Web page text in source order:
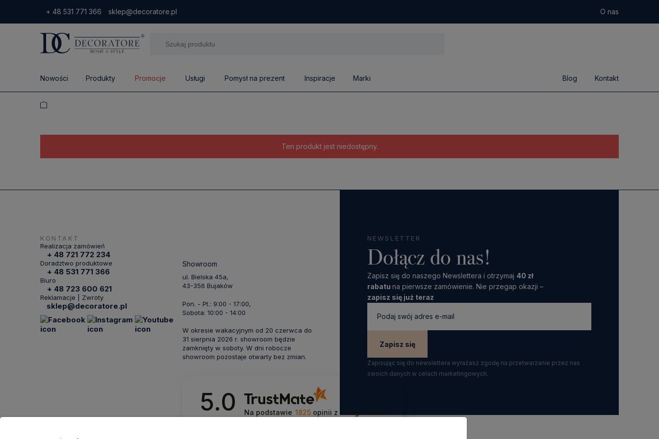
+ 48 531 771 366 sklep@decoratore.pl O nas
Nowości Produkty Promocje Usługi Pomysł na prezent Inspiracje Marki Blog Kontakt
Ten produkt jest niedostępny.
NEWSLETTER
Dołącz do nas!
Zapisz się do naszego Newslettera i otrzymaj 40 zł
rabatu na pierwsze zamówienie. Nie przegap okazji –
zapisz się już teraz
Zapisz się
Zapisując się do newslettera wyrażasz zgodę na przetwarzanie przez nas
swoich danych w celach marketingowych.
KONTAKT
Realizacja zamówień
+ 48 721 772 234
Doradztwo produktowe
+ 48 531 771 366
Biuro
+ 48 723 600 621
Reklamacje | Zwroty
sklep@decoratore.pl
Showroom
ul. Bielska 45a,
43-356 Bujaków
Pon. - Pt.: 9:00 - 17:00,
Sobota: 10:00 - 14:00
W okresie wakacyjnym od 20 czerwca do
31 sierpnia 2026 r. showroom będzie
zamknięty w soboty. W dni robocze
showroom pozostaje otwarty bez zmian.
5.0 Na podstawie 1825opinii z całego okresu